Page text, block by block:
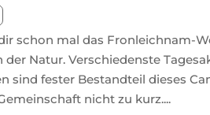
schon mal das Fronleichnam-
der Natur. Verschiedenste
sind fester Bestandteil dieses
nicht zu kurz....